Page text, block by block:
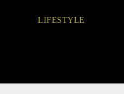
LIFESTYLE